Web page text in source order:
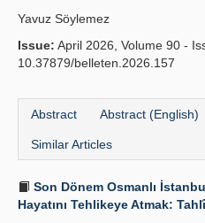
Publication Policies
Guidelines
Contact Us
Yavuz Söylemez
Issue: April 2026, Volume 90 -
10.37879/belleten.2026.157
Abstract Abstract (English)
Similar Articles
Son Dönem Osmanlı
Hayatını Tehlikeye Atmak: